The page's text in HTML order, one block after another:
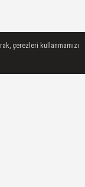
çerezleri kullanmamızı